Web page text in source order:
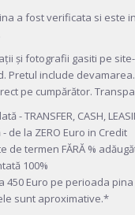
a fost verificata si este
și fotografii gasiti pe
Pretul include
pe cumpărător.
- TRANSFER, CASH,
de la ZERO Euro in Credit
de termen FĂRĂ %
100%
450 Euro pe perioada pina
aproximative.*